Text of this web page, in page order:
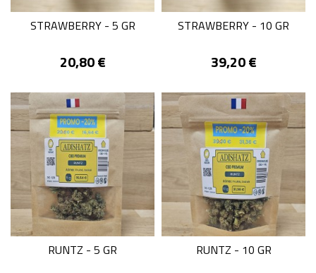
STRAWBERRY - 5 GR
Prix
20,80 €
STRAWBERRY - 10 GR
Prix
39,20 €
RUNTZ - 5 GR RUNTZ - 10 GR